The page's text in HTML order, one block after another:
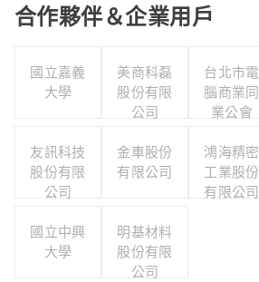
合作夥伴＆企業用戶
國立嘉義
大學
美商科磊
股份有限
公司
台北市電
腦商業同
業公會
友訊科技
股份有限
公司
金車股份
有限公司
鴻海精密
工業股份
有限公司
國立中興
大學
明基材料
股份有限
公司